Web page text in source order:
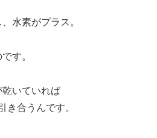
水素がプラス。
す。
いていれば
き合うんです。